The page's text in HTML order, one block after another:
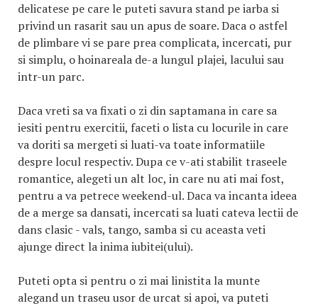
delicatese pe care le puteti savura stand pe iarba si
privind un rasarit sau un apus de soare. Daca o astfel
de plimbare vi se pare prea complicata, incercati, pur
si simplu, o hoinareala de-a lungul plajei, lacului sau
intr-un parc.
Daca vreti sa va fixati o zi din saptamana in care sa
iesiti pentru exercitii, faceti o lista cu locurile in care
va doriti sa mergeti si luati-va toate informatiile
despre locul respectiv. Dupa ce v-ati stabilit traseele
romantice, alegeti un alt loc, in care nu ati mai fost,
pentru a va petrece weekend-ul. Daca va incanta ideea
de a merge sa dansati, incercati sa luati cateva lectii de
dans clasic - vals, tango, samba si cu aceasta veti
ajunge direct la inima iubitei(ului).
Puteti opta si pentru o zi mai linistita la munte
alegand un traseu usor de urcat si apoi, va puteti